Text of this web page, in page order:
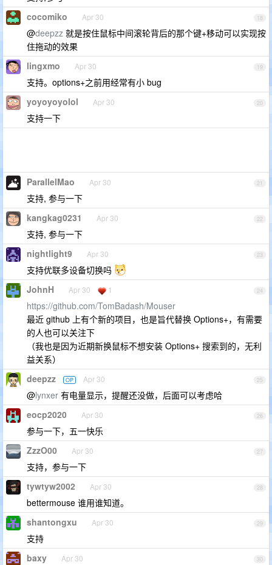
18
cocomiko Apr 30
@deepzz 就是按住鼠标中间滚轮背后的那个键+移动可以实现按
住拖动的效果
19
lingxmo Apr 30
支持。options+之前用经常有小 bug
20
yoyoyoyolol Apr 30
支持一下
21
ParallelMao Apr 30
支持, 参与一下
22
kangkag0231 Apr 30
支持, 参与一下
23
nightlight9 Apr 30
支持优联多设备切换吗
24
JohnH Apr 30 1
https://github.com/TomBadash/Mouser
最近 github 上有个新的项目，也是旨代替换 Options+，有需要
的人也可以关注下
（我也是因为近期新换鼠标不想安装 Options+ 搜索到的，无利
益关系）
25
deepzz OP Apr 30
@lynxer 有电量显示，提醒还没做，后面可以考虑哈
26
eocp2020 Apr 30
参与一下，五一快乐
27
ZzzO00 Apr 30
支持，参与一下
28
tywtyw2002 Apr 30
bettermouse 谁用谁知道。
29
shantongxu Apr 30
支持
30
baxy Apr 30